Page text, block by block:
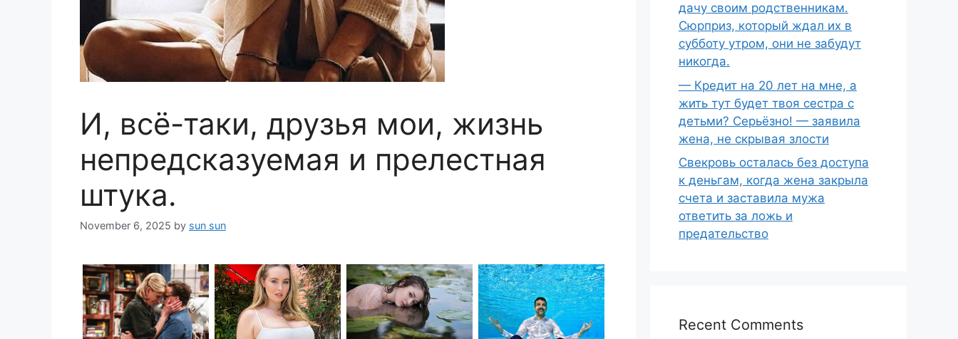
И, всё-таки, друзья мои, жизнь
непредсказуемая и прелестная
штука.
November 6, 2025 by sun sun
дачу своим родственникам.
Сюрприз, который ждал их в
субботу утром, они не забудут
никогда.
— Кредит на 20 лет на мне, а
жить тут будет твоя сестра с
детьми? Серьёзно! — заявила
жена, не скрывая злости
Свекровь осталась без доступа
к деньгам, когда жена закрыла
счета и заставила мужа
ответить за ложь и
предательство
Recent Comments